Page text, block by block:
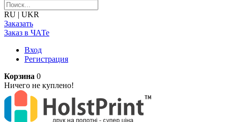
RU | UKR
Заказать
Заказ в ЧАТе
Вход
Регистрация
Корзина 0
Ничего не куплено!